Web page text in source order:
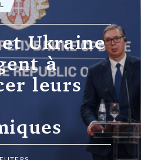
Incendie
en
des